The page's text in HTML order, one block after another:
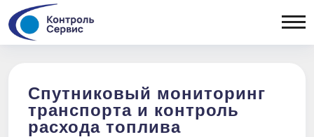
ОТРАСЛЕВЫЕ РЕШЕНИЯ
Сельхозтехника
коммерческий
транспорт
Рефрижераторы
контроллеры
Датчики уровня
топлива
Спутниковый мониторинг
транспорта и контроль
расхода топлива